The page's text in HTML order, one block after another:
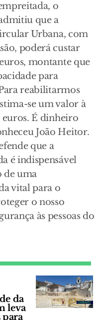
o
que a
Urbana, com
poderá custar
montante que
para
reabilitarmos
se um valor à
euros. É dinheiro
João Heitor.
que a
é indispensável
de uma
vital para o
o nosso
às pessoas do
da
leva
para